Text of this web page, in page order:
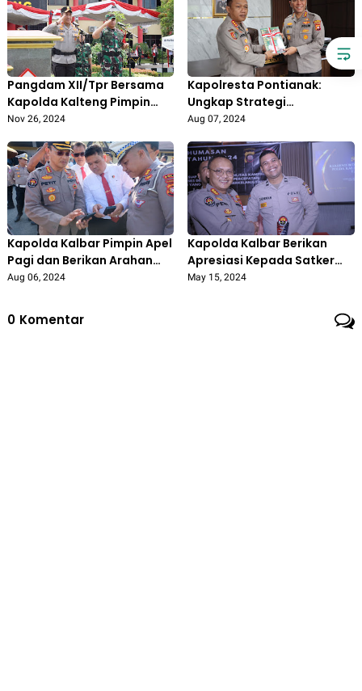
Pangdam XII/Tpr Bersama
Kapolda Kalteng Pimpin
Apel Kesiapan
Serentak
Nov 26, 2024
Kapolresta Pontianak:
Ungkap Strategi
Penanganan Konflik Sosial,
(STIK) Lemdiklat Polri
Aug 07, 2024
Kapolda Kalbar Pimpin Apel
Pagi dan Berikan Arahan
Khusus Kepada Seluruh
Aug 06, 2024
Kapolda Kalbar Berikan
Apresiasi Kepada Satker
Polda dan Polres Jajaran
May 15, 2024
0 Komentar